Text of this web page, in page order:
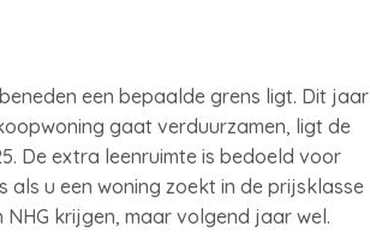
een bepaalde grens ligt. Dit jaar
gaat verduurzamen, ligt de
De extra leenruimte is bedoeld voor
als u een woning zoekt in de prijsklasse
krijgen, maar volgend jaar wel.